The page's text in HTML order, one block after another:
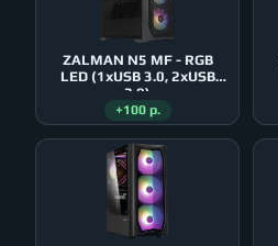
ZALMAN N5 MF - RGB
LED (1xUSB 3.0, 2xUSB
2.0)
+100 р.